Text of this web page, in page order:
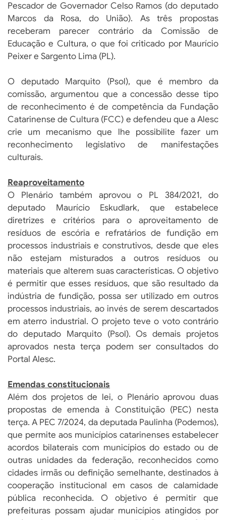
Pescador de Governador Celso Ramos (do deputado
Marcos da Rosa, do União). As três propostas
receberam parecer contrário da Comissão de
Educação e Cultura, o que foi criticado por Maurício
Peixer e Sargento Lima (PL).
O deputado Marquito (Psol), que é membro da
comissão, argumentou que a concessão desse tipo
de reconhecimento é de competência da Fundação
Catarinense de Cultura (FCC) e defendeu que a Alesc
crie um mecanismo que lhe possibilite fazer um
reconhecimento legislativo de manifestações
culturais.
Reaproveitamento
O Plenário também aprovou o PL 384/2021, do
deputado Maurício Eskudlark, que estabelece
diretrizes e critérios para o aproveitamento de
resíduos de escória e refratários de fundição em
processos industriais e construtivos, desde que eles
não estejam misturados a outros resíduos ou
materiais que alterem suas características. O objetivo
é permitir que esses resíduos, que são resultado da
indústria de fundição, possa ser utilizado em outros
processos industriais, ao invés de serem descartados
em aterro industrial. O projeto teve o voto contrário
do deputado Marquito (Psol). Os demais projetos
aprovados nesta terça podem ser consultados do
Portal Alesc.
Emendas constitucionais
Além dos projetos de lei, o Plenário aprovou duas
propostas de emenda à Constituição (PEC) nesta
terça. A PEC 7/2024, da deputada Paulinha (Podemos),
que permite aos municípios catarinenses estabelecer
acordos bilaterais com municípios do estado ou de
outras unidades da federação, reconhecidos como
cidades irmãs ou definição semelhante, destinados à
cooperação institucional em casos de calamidade
pública reconhecida. O objetivo é permitir que
prefeituras possam ajudar municípios atingidos por